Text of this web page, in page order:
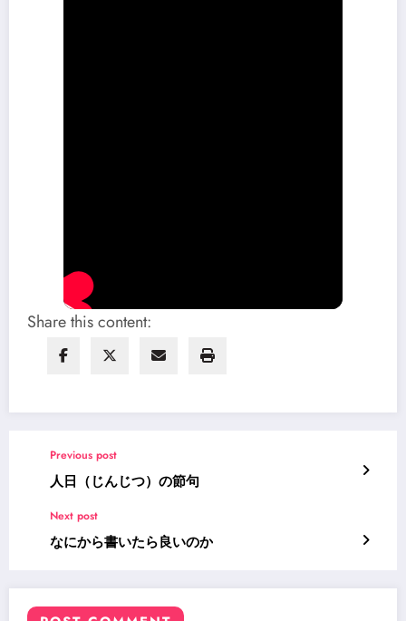
Share this content:
Previous post
人日（じんじつ）の節句
Next post
なにから書いたら良いのか